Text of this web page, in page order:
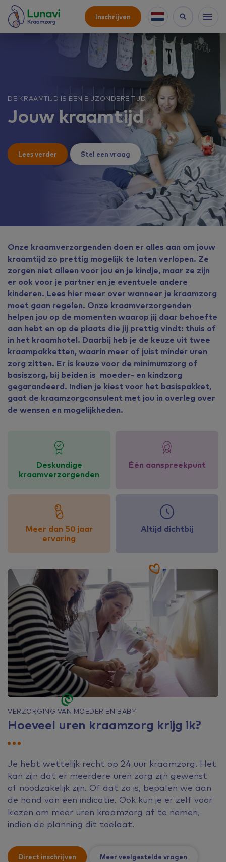
Inschrijven
DE KRAAMTIJD IS EEN BIJZONDERE TIJD
Jouw kraamtijd
Lees verder Stel een vraag
Onze kraamverzorgenden doen er alles aan om jouw
kraamtijd zo prettig mogelijk te laten verlopen. Ze
zorgen niet alleen voor jou en je kindje, maar ze zijn
er ook voor je partner en je eventuele andere
kinderen. Lees hier meer over wanneer je kraamzorg
moet gaan regelen. Onze kraamverzorgenden
helpen jou op de momenten waarop jij daar behoefte
aan hebt en op de plaats die jij prettig vindt: thuis of
in het kraamhotel. Daarbij heb je de keuze uit twee
kraampakketten, waarin meer of juist minder uren
zorg zitten. Er is keuze voor de minimumzorg of
basiszorg, bij beiden is moeder- en kindzorg
gegarandeerd. Indien je kiest voor het basispakket,
gaat de kraamzorgconsulent met jou in overleg over
de wensen en mogelijkheden.
Deskundige
kraamverzorgenden
Één aanspreekpunt
Meer dan 50 jaar
ervaring
Altijd dichtbij
VERZORGING VAN MOEDER EN BABY
Hoeveel uren kraamzorg krijg ik?
Je hebt wettelijk recht op 24 uur kraamzorg. Het
kan zijn dat er meerdere uren zorg zijn gewenst
of noodzakelijk zijn. Of dat zo is, bepalen we aan
de hand van een indicatie. Ook kun je er zelf voor
kiezen om meer uren kraamzorg af te nemen,
indien de planning dit toelaat.
Direct inschrijven Meer veelgestelde vragen